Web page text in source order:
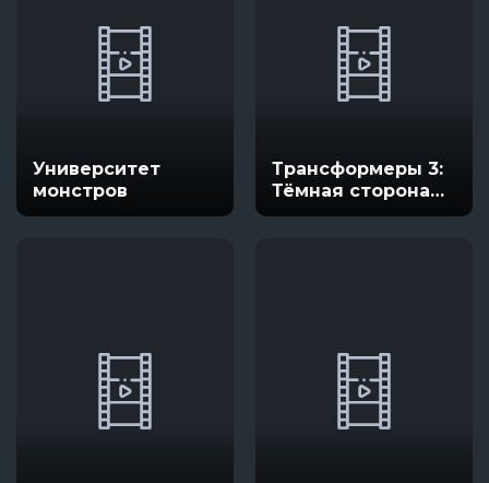
Университет
монстров
Трансформеры 3:
Тёмная сторона
Луны